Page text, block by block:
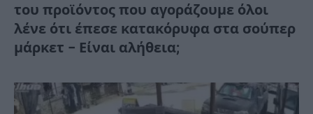
του προϊόντος που αγοράζουμε όλοι
λένε ότι έπεσε κατακόρυφα στα σούπερ
μάρκετ – Είναι αλήθεια;